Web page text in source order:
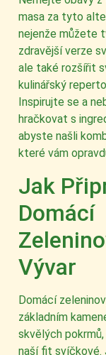
masa za tyto
nejenže můžete
zdravější verze
ale také rozšířit
kulinářský
Inspirujte se a
hračkovat s
abyste našli
které vám
Jak
Domácí
Vývar
Domácí
základním
skvělých
naší fit svíčkové.